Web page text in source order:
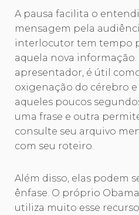
A pausa facilita o
mensagem pela
interlocutor tem tempo
aquela nova informação.
apresentador, é útil
oxigenação do cérebro
aqueles poucos
uma frase e outra
consulte seu arquivo
com seu roteiro.
Além disso, elas podem
ênfase. O próprio
utiliza muito esse